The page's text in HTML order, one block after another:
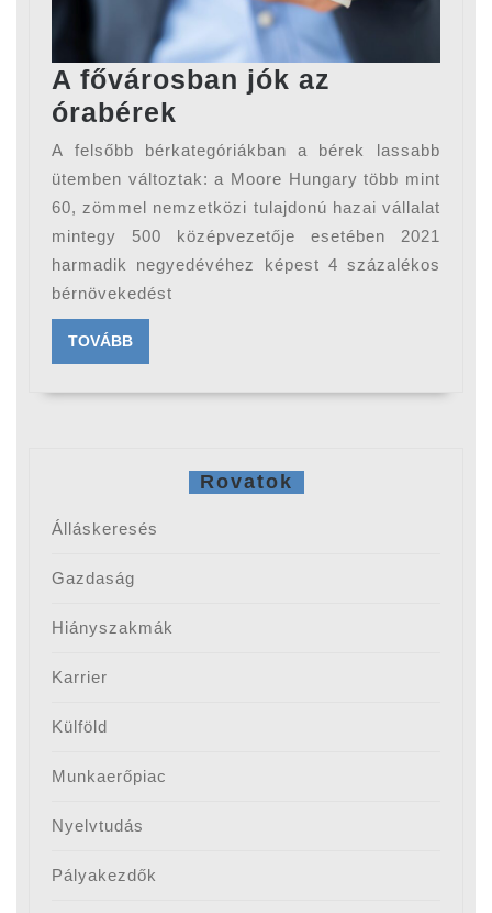
A fővárosban jók az
órabérek
fővárosban
jók
az
órabérek
A felsőbb bérkategóriákban a bérek lassabb
ütemben változtak: a Moore Hungary több mint
60, zömmel nemzetközi tulajdonú hazai vállalat
mintegy 500 középvezetője esetében 2021
harmadik negyedévéhez képest 4 százalékos
bérnövekedést
TOVÁBBTOVÁBB
Rovatok
Álláskeresés
Gazdaság
Hiányszakmák
Karrier
Külföld
Munkaerőpiac
Nyelvtudás
Pályakezdők